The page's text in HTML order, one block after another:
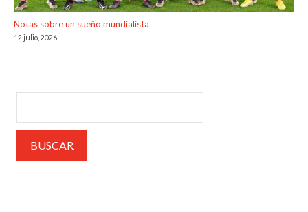
Notas sobre un sueño mundialista
12 julio, 2026